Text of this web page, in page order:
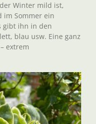
Winter mild ist,
im Sommer ein
gibt ihn in den
blau usw. Eine ganz
extrem